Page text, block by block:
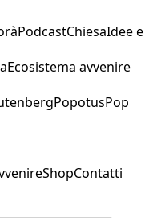
PodcastChiesaIdee e
Ecosistema avvenire
PopotusPop
ShopContatti